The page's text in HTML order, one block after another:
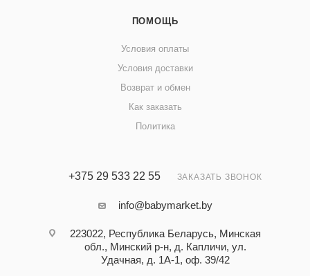
ПОМОЩЬ
Условия оплаты
Условия доставки
Возврат и обмен
Как заказать
Политика
+375 29 533 22 55 ЗАКАЗАТЬ ЗВОНОК
info@babymarket.by
223022, Республика Беларусь, Минская
обл., Минский р-н, д. Капличи, ул.
Удачная, д. 1А-1, оф. 39/42